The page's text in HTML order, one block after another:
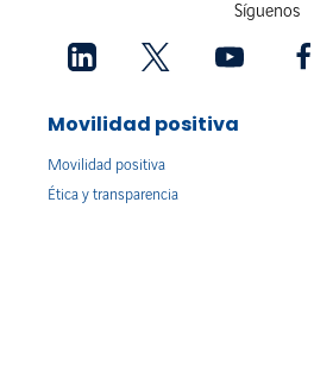
Síguenos
Movilidad positiva
Movilidad positiva
Ética y transparencia